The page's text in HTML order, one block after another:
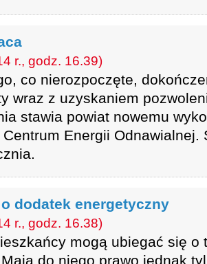
r., godz. 16.39)
co nierozpoczęte,
wraz z uzyskaniem
stawia powiat nowemu
Energii Odnawialnej.
dodatek energetyczny
r., godz. 16.38)
mogą ubiegać się o
do niego prawo jednak